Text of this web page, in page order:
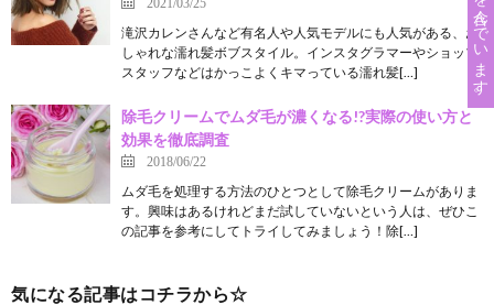
滝沢カレンさんなど有名人や人気モデルにも人気がある、お
しゃれな濡れ髪ボブスタイル。インスタグラマーやショップ
スタッフなどはかっこよくキマっている濡れ髪[…]
除毛クリームでムダ毛が濃くなる!?実際の使い方と
効果を徹底調査
2018/06/22
ムダ毛を処理する方法のひとつとして除毛クリームがありま
す。興味はあるけれどまだ試していないという人は、ぜひこ
の記事を参考にしてトライしてみましょう！除[…]
気になる記事はコチラから☆